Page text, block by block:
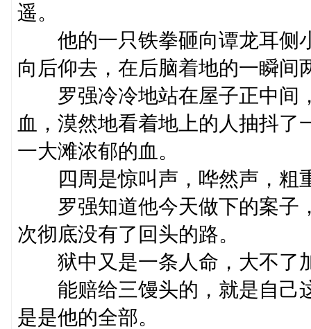
遥。
他的一只铁拳砸向谭龙耳侧
向后仰去，在后脑着地的一瞬
罗强冷冷地站在屋子正中间
血，漠然地看着地上的人抽抖
一大滩浓郁的血。
四周是惊叫声，哗然声，粗
罗强知道他今天做下的案子
次彻底没有了回头的路。
狱中又是一条人命，大不了
能赔给三馒头的，就是自己
是是他的全部。